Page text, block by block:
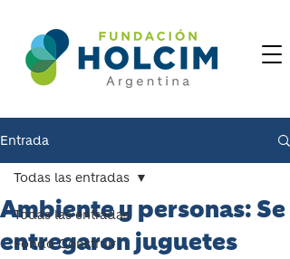
Entrada
Todas las entradas
Fondo Construir
Todas las entradas
Ambiente y personas: Se
entregaron juguetes